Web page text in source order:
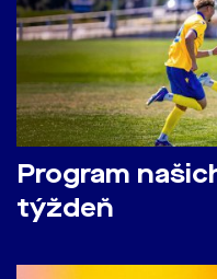
Program
týždeň